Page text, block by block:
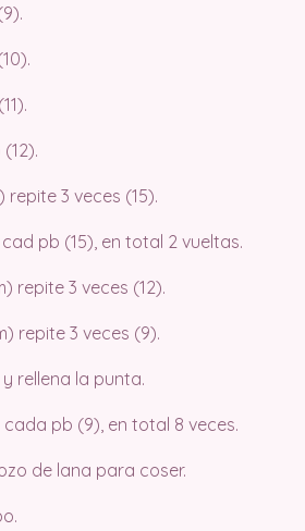
repite 3 veces (15).
pb (15), en total 2 vueltas.
repite 3 veces (12).
repite 3 veces (9).
rellena la punta.
cada pb (9), en total 8 veces.
de lana para coser.